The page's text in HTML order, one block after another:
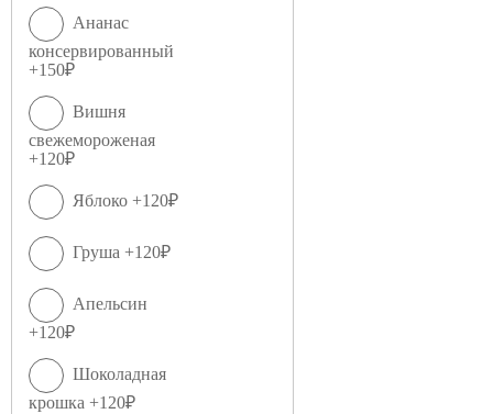
Ананас
консервированный
+150₽
Вишня
свежемороженая
+120₽
Яблоко +120₽
Груша +120₽
Апельсин
+120₽
Шоколадная
крошка +120₽